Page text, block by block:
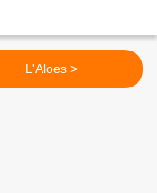
L'Aloes >